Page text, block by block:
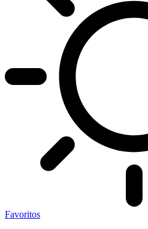
Favoritos